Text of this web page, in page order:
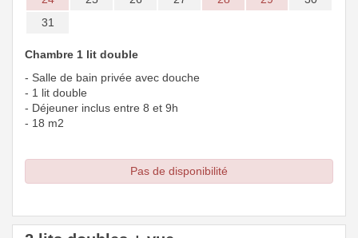
31
Chambre 1 lit double
- Salle de bain privée avec douche
- 1 lit double
- Déjeuner inclus entre 8 et 9h
- 18 m2
Pas de disponibilité